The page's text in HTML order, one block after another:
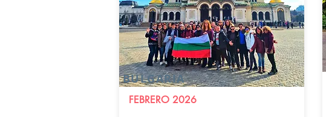
BULGARIA
FEBRERO 2026